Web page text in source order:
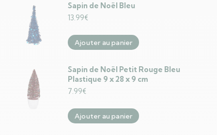
Sapin de Noël Bleu
13.99€
Ajouter au panier
Sapin de Noël Petit Rouge Bleu
Plastique 9 x 28 x 9 cm
7.99€
Ajouter au panier